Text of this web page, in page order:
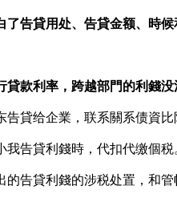
了告貸用处、告貸金额、時候
款利率，跨越部門的利錢没
貸给企業，联系關系债資比
告貸利錢時，代扣代缴個税
告貸利錢的涉税处置，和管